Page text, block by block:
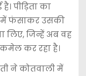
पीड़िता का
में फंसाकर उसकी
लिए, जिन्हें अब वह
कर रहा है।
ने कोतवाली में